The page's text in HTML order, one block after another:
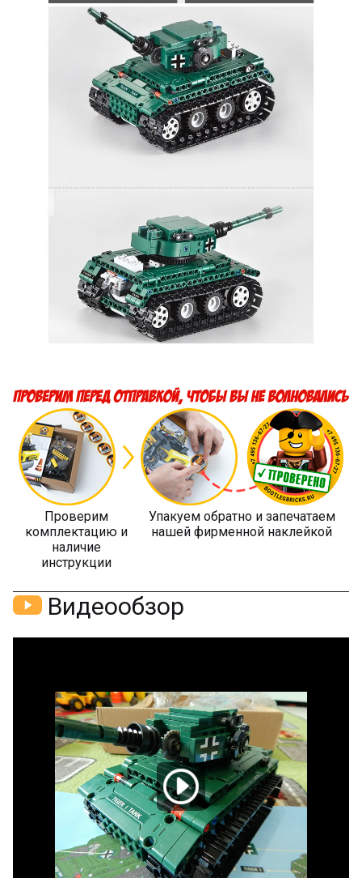
Проверим
комплектацию и
наличие
инструкции
Упакуем обратно и запечатаем
нашей фирменной наклейкой
Видеообзор